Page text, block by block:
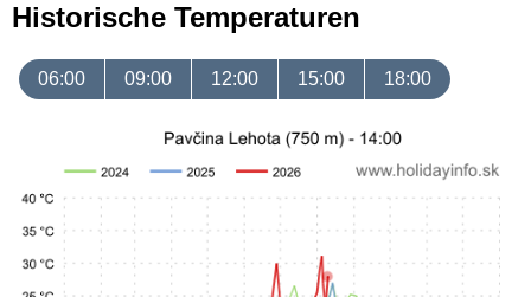
Historische Temperaturen
06:00 09:00 12:00 15:00 18:00